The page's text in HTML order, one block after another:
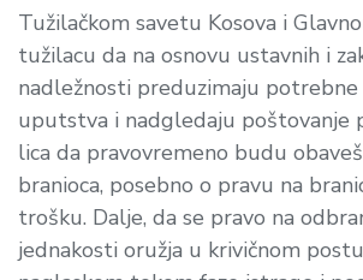
Tužilačkom savetu Kosova i
tužilacu da na osnovu ustavnih i
nadležnosti preduzimaju potrebne
uputstva i nadgledaju poštovanje
lica da pravovremeno budu
branioca, posebno o pravu na
trošku. Dalje, da se pravo na
jednakosti oružja u krivičnom